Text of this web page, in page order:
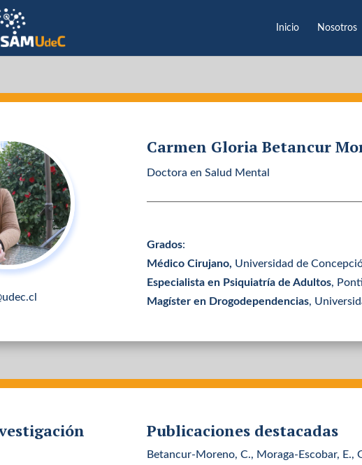
Inicio Nosotros
Carmen Gloria Betancur
Doctora en Salud Mental
Grados:
Médico Cirujano, Universidad de
Especialista en Psiquiatría de Adultos,
Magíster en Drogodependencias,
Publicaciones destacadas
Betancur-Moreno, C., Moraga-Escobar, E.,